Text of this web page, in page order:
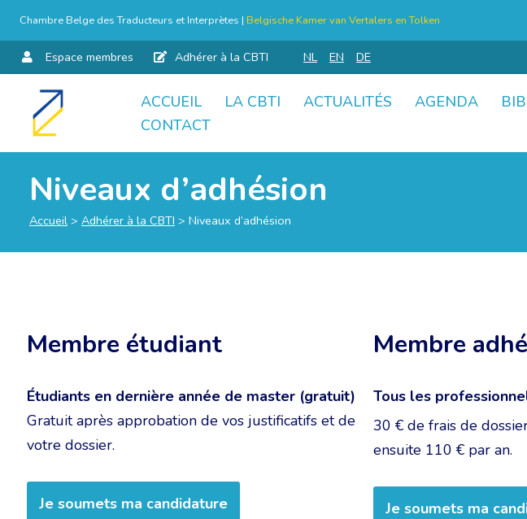
Chambre Belge des Traducteurs et Interprètes | Belgische Kamer van Vertalers en Tolken
Espace membres Adhérer à la CBTI NL EN DE
Aller
ACCUEIL LA CBTI ACTUALITÉS AGENDA
CONTACT
Niveaux d’adhésion
Accueil > Adhérer à la CBTI > Niveaux d’adhésion
Membre étudiant
Étudiants en dernière année de master (gratuit)
Gratuit après approbation de vos justificatifs et de
votre dossier.
Je soumets ma candidature
Membre
Tous les
30 € de frais de
ensuite 110 € par an.
Je soumets ma